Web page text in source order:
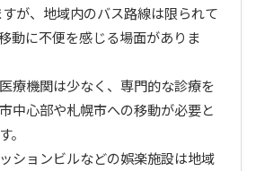
が、地域内のバス路線は限られて
動に不便を感じる場面がありま
療機関は少なく、専門的な診療を
中心部や札幌市への移動が必要と
。
ションビルなどの娯楽施設は地域